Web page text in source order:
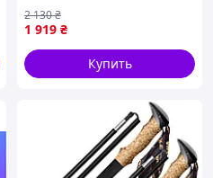
|neper-SFSE|
1 919 ₴
2 130₴
Купить